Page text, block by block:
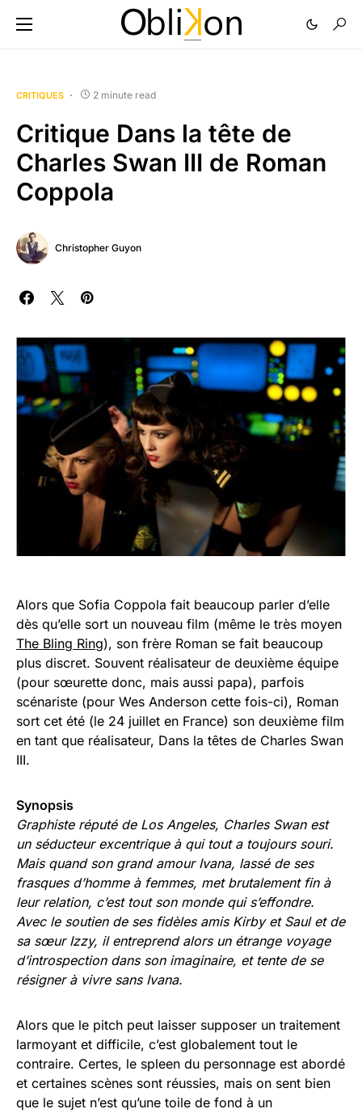
CRITIQUES 2 minute read
Critique Dans la tête de
Charles Swan III de Roman
Coppola
Christopher Guyon
Alors que Sofia Coppola fait beaucoup parler d’elle
dès qu’elle sort un nouveau film (même le très moyen
The Bling Ring), son frère Roman se fait beaucoup
plus discret. Souvent réalisateur de deuxième équipe
(pour sœurette donc, mais aussi papa), parfois
scénariste (pour Wes Anderson cette fois-ci), Roman
sort cet été (le 24 juillet en France) son deuxième film
en tant que réalisateur, Dans la têtes de Charles Swan
III.
Synopsis
Graphiste réputé de Los Angeles, Charles Swan est
un séducteur excentrique à qui tout a toujours souri.
Mais quand son grand amour Ivana, lassé de ses
frasques d’homme à femmes, met brutalement fin à
leur relation, c’est tout son monde qui s’effondre.
Avec le soutien de ses fidèles amis Kirby et Saul et de
sa sœur Izzy, il entreprend alors un étrange voyage
d’introspection dans son imaginaire, et tente de se
résigner à vivre sans Ivana.
Alors que le pitch peut laisser supposer un traitement
larmoyant et difficile, c’est globalement tout le
contraire. Certes, le spleen du personnage est abordé
et certaines scènes sont réussies, mais on sent bien
que le sujet n’est qu’une toile de fond à un